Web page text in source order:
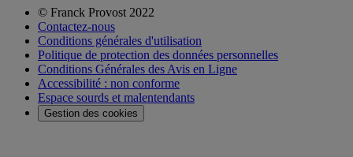
© Franck Provost 2022
Contactez-nous
Conditions générales d'utilisation
Politique de protection des données personnelles
Conditions Générales des Avis en Ligne
Accessibilité : non conforme
Espace sourds et malentendants
Gestion des cookies